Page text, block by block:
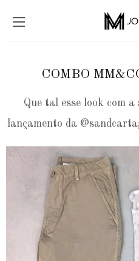
COMBO
Que tal esse look com
lançamento da